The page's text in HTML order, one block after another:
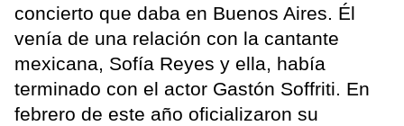
concierto que daba en Buenos Aires. Él
venía de una relación con la cantante
mexicana, Sofía Reyes y ella, había
terminado con el actor Gastón Soffriti. En
febrero de este año oficializaron su